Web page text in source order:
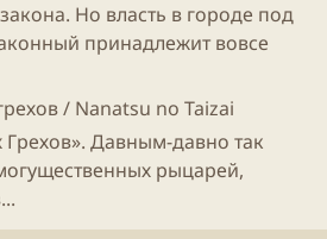
Но власть в городе под
принадлежит вовсе
/ Nanatsu no Taizai
Давным-давно так
рыцарей,